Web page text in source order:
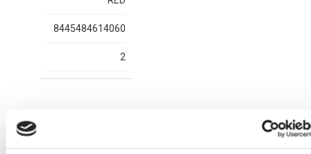
8445484614060
2